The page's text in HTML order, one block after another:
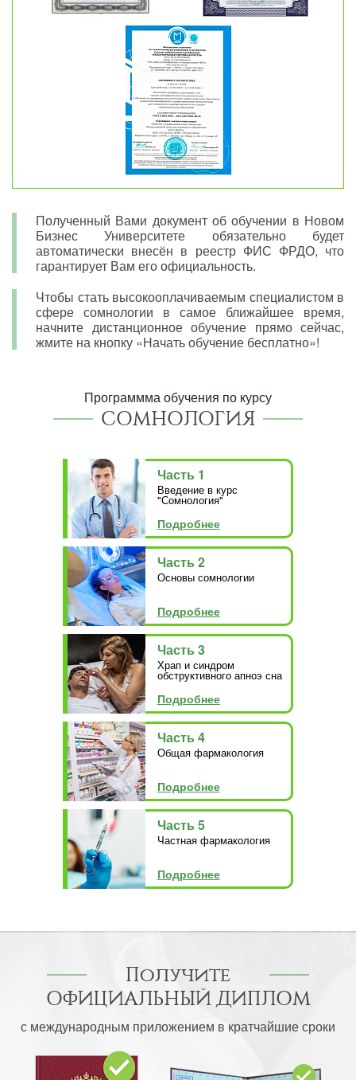
Полученный Вами документ об обучении в Новом
Бизнес Университете обязательно будет
автоматически внесён в реестр ФИС ФРДО, что
гарантирует Вам его официальность.
Чтобы стать высокооплачиваемым специалистом в
сфере сомнологии в самое ближайшее время,
начните дистанционное обучение прямо сейчас,
жмите на кнопку «Начать обучение бесплатно»!
Программма обучения по курсу
СОМНОЛОГИЯ
Часть 1
Введение в курс
"Сомнология"
Подробнее
Часть 2
Основы сомнологии
Подробнее
Часть 3
Храп и синдром
обструктивного апноэ сна
Подробнее
Часть 4
Общая фармакология
Подробнее
Часть 5
Частная фармакология
Подробнее
Получите
ОФИЦИАЛЬНЫЙ ДИПЛОМ
с международным приложением в кратчайшие сроки